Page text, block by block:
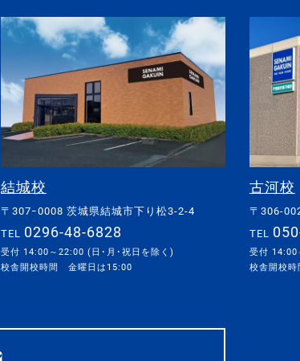
結城校
〒307ｰ0008 茨城県結城市下り松3-2-4
TEL 0296-48-6828
受付 14:00～22:00 (日･月･祝日を除く)
校舎開校時間 金曜日は15:00
古河校
〒306-
TEL
受付 14:00
校舎開校